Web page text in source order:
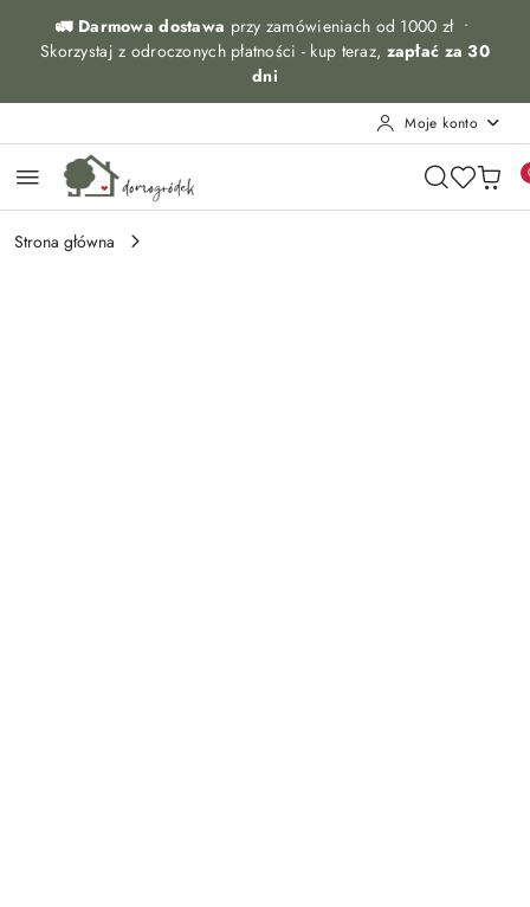
Przejdź do treści głównej
Przejdź do wyszukiwarki
Przejdź do moje konto
Przejdź do menu głównego
Przejdź do opisu produktu
Przejdź do stopki
🚛 Darmowa dostawa przy zamówieniach od 1000 zł •
Skorzystaj z odroczonych płatności - kup teraz, zapłać za 30
dni
Moje konto
Strona główna